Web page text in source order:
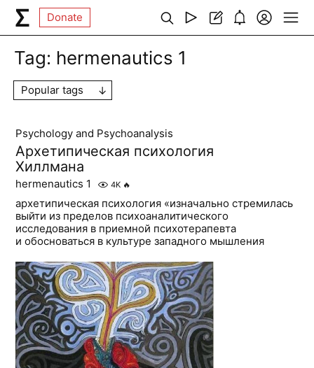
Donate
Tag: hermenautics 1
Popular tags
Psychology and Psychoanalysis
Архетипическая психология
Хиллмана
hermenautics 1 4K 🔥
архетипическая психология «изначально стремилась
выйти из пределов психоаналитического
исследования в приемной психотерапевта
и обосноваться в культуре западного мышления